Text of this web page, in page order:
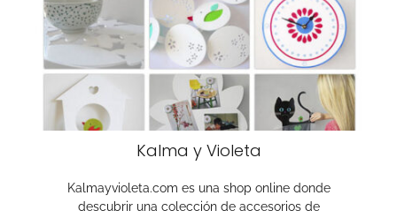
Kalma y Violeta
Kalmayvioleta.com es una shop online donde
descubrir una colección de accesorios de